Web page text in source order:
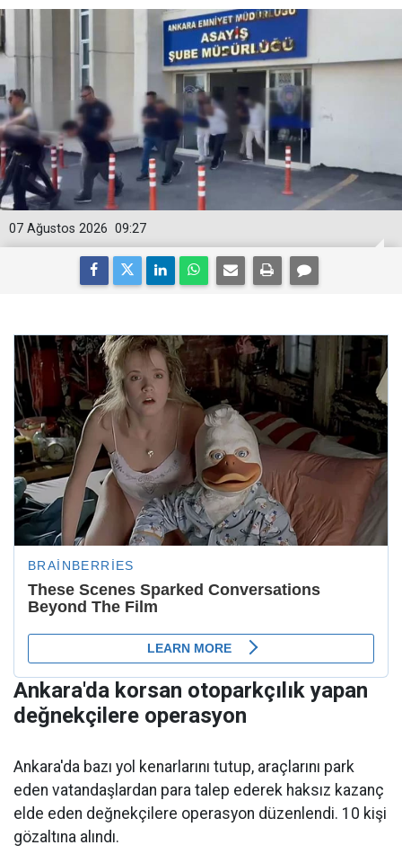
09:27
07 Ağustos 2026
Ankara'da korsan otoparkçılık yapan
değnekçilere operasyon
Ankara'da bazı yol kenarlarını tutup, araçlarını park
eden vatandaşlardan para talep ederek haksız kazanç
elde eden değnekçilere operasyon düzenlendi. 10 kişi
gözaltına alındı.